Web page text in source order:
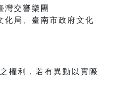
灣交響樂團
化局、臺南市政府文化
權利，若有異動以實際